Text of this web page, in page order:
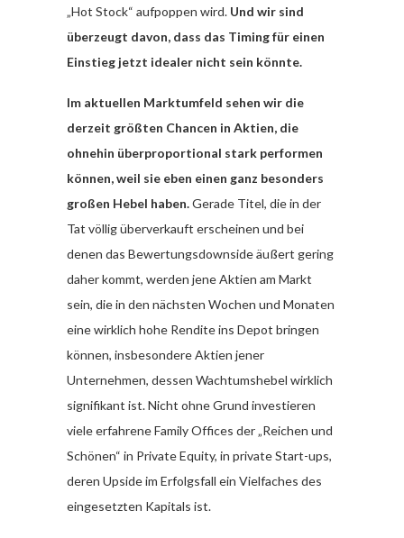
„Hot Stock“ aufpoppen wird. Und wir sind
überzeugt davon, dass das Timing für einen
Einstieg jetzt idealer nicht sein könnte.
Im aktuellen Marktumfeld sehen wir die
derzeit größten Chancen in Aktien, die
ohnehin überproportional stark performen
können, weil sie eben einen ganz besonders
großen Hebel haben.Gerade Titel, die in der
Tat völlig überverkauft erscheinen und bei
denen das Bewertungsdownside äußert gering
daher kommt, werden jene Aktien am Markt
sein, die in den nächsten Wochen und Monaten
eine wirklich hohe Rendite ins Depot bringen
können, insbesondere Aktien jener
Unternehmen, dessen Wachtumshebel wirklich
signifikant ist. Nicht ohne Grund investieren
viele erfahrene Family Offices der „Reichen und
Schönen“ in Private Equity, in private Start-ups,
deren Upside im Erfolgsfall ein Vielfaches des
eingesetzten Kapitals ist.